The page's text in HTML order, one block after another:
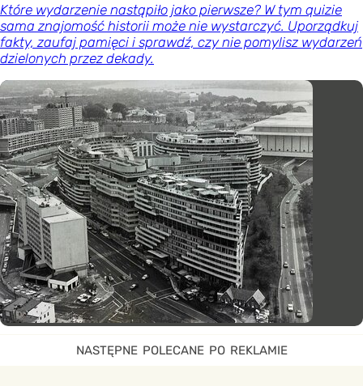
Które wydarzenie nastąpiło jako pierwsze? W tym quizie
sama znajomość historii może nie wystarczyć. Uporządkuj
fakty, zaufaj pamięci i sprawdź, czy nie pomylisz wydarzeń
dzielonych przez dekady.